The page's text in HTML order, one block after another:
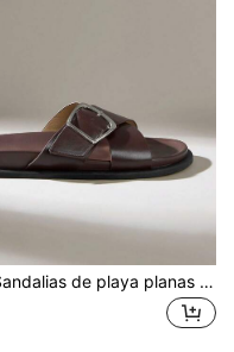
Solecia Sandalias de playa planas y cómodas de color marrón para hombre